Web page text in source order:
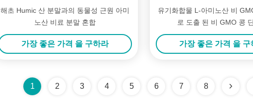
해초 Humic 산 분말과의 동물성 근원 아미
노산 비료 분말 혼합
가장 좋은 가격 을 구하라
유기화합물 L-아미노산 비
로 도출 된 비 GMO 콩
가장 좋은 가격 을 구
1 2 3 4 5 6 7 8